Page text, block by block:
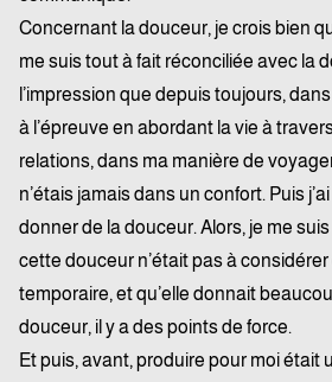
Concernant la douceur, je crois bien
me suis tout à fait réconciliée avec la
l’impression que depuis toujours,
à l’épreuve en abordant la vie à
relations, dans ma manière de
n’étais jamais dans un confort. Puis
donner de la douceur. Alors, je me
cette douceur n’était pas à
temporaire, et qu’elle donnait
douceur, il y a des points de force.
Et puis, avant, produire pour moi était